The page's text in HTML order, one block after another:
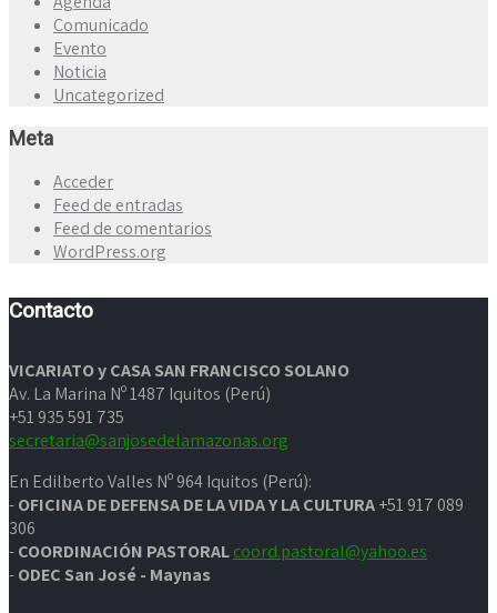
Comunicado
Evento
Noticia
Uncategorized
Meta
Acceder
Feed de entradas
Feed de comentarios
WordPress.org
Contacto
VICARIATO y CASA SAN FRANCISCO SOLANO
Av. La Marina Nº 1487 Iquitos (Perú)
+51 935 591 735
secretaria@sanjosedelamazonas.org
En Edilberto Valles Nº 964 Iquitos (Perú):
-OFICINA DE DEFENSA DE LA VIDA Y LA CULTURA+51 917 089
306
-COORDINACIÓN PASTORALcoord.pastoral@yahoo.es
-ODEC San José - Maynas